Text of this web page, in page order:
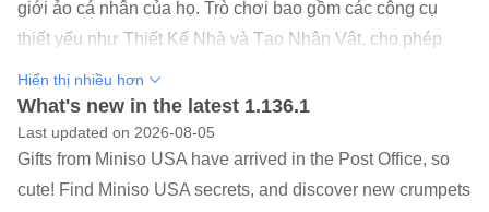
giới ảo cá nhân của họ. Trò chơi bao gồm các công cụ
thiết yếu như Thiết Kế Nhà và Tạo Nhân Vật, cho phép
người chơi tùy chỉnh trải nghiệm của mình với nội thất,
nhân vật và trang phục độc đáo. Với 11 địa điểm ban đầu
và hơn 40 nhân vật có sẵn khi tải về, người chơi có thể
khám phá các bối cảnh đa dạng từ tiệm làm tóc đến trung
tâm mua sắm ở Bop City. Trò chơi có tính năng tặng quà
Hiển thị nhiều hơn
What's new in the latest 1.136.1
Last updated on 2026-08-05
Gifts from Miniso USA have arrived in the Post Office, so
cute! Find Miniso USA secrets, and discover new crumpets